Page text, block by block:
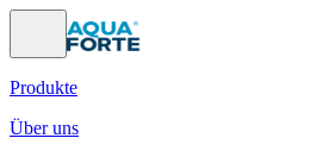
Produkte
Über uns